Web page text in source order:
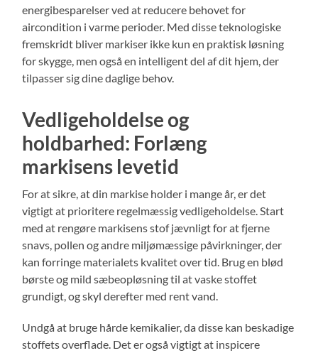
energibesparelser ved at reducere behovet for
aircondition i varme perioder. Med disse teknologiske
fremskridt bliver markiser ikke kun en praktisk løsning
for skygge, men også en intelligent del af dit hjem, der
tilpasser sig dine daglige behov.
Vedligeholdelse og
holdbarhed: Forlæng
markisens levetid
For at sikre, at din markise holder i mange år, er det
vigtigt at prioritere regelmæssig vedligeholdelse. Start
med at rengøre markisens stof jævnligt for at fjerne
snavs, pollen og andre miljømæssige påvirkninger, der
kan forringe materialets kvalitet over tid. Brug en blød
børste og mild sæbeopløsning til at vaske stoffet
grundigt, og skyl derefter med rent vand.
Undgå at bruge hårde kemikalier, da disse kan beskadige
stoffets overflade. Det er også vigtigt at inspicere